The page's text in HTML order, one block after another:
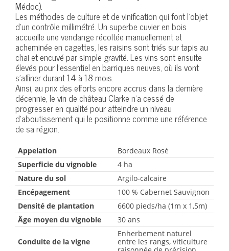
Médoc).
Les méthodes de culture et de vinification qui font l’objet
d’un contrôle millimétré. Un superbe cuvier en bois
accueille une vendange récoltée manuellement et
acheminée en cagettes, les raisins sont triés sur tapis au
chai et encuvé par simple gravité. Les vins sont ensuite
élevés pour l’essentiel en barriques neuves, où ils vont
s’affiner durant 14 à 18 mois.
Ainsi, au prix des efforts encore accrus dans la dernière
décennie, le vin de château Clarke n’a cessé de
progresser en qualité pour atteindre un niveau
d’aboutissement qui le positionne comme une référence
de sa région.
Appelation
Bordeaux Rosé
Superficie du vignoble
4 ha
Nature du sol
Argilo-calcaire
Encépagement
100 % Cabernet Sauvignon
Densité de plantation
6600 pieds/ha (1m x 1,5m)
Âge moyen du vignoble
30 ans
Conduite de la vigne
Enherbement naturel
entre les rangs, viticulture